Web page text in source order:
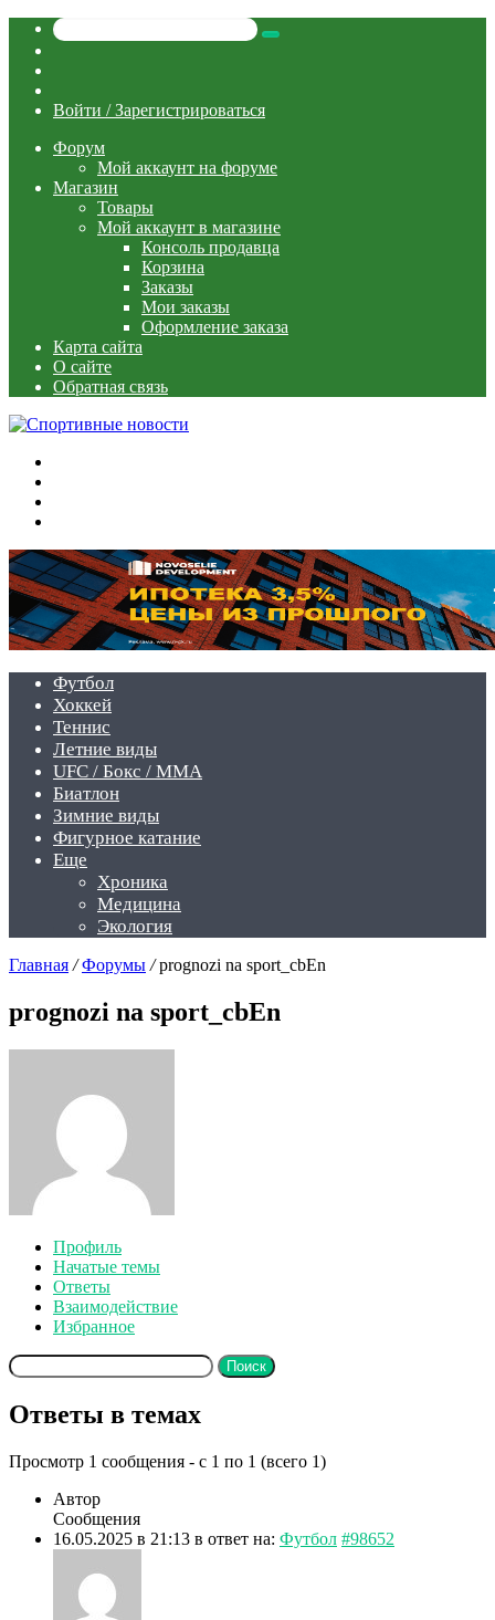
Искать
статья
Войти / Зарегистрироваться
Форум
Мой аккаунт на форуме
Магазин
Товары
Мой аккаунт в магазине
Консоль продавца
Корзина
Заказы
Мои заказы
Оформление заказа
Карта сайта
О сайте
Обратная связь
Футбол
Хоккей
Теннис
Летние виды
UFC / Бокс / MMA
Биатлон
Зимние виды
Фигурное катание
Еще
Хроника
Медицина
Экология
Главная / Форумы / prognozi na sport_cbEn
prognozi na sport_cbEn
Профиль
Начатые темы
Ответы
Взаимодействие
Избранное
Поиск
ответов:
Ответы в темах
Просмотр 1 сообщения - с 1 по 1 (всего 1)
Автор
Сообщения
16.05.2025 в 21:13 в ответ на: Футбол #98652